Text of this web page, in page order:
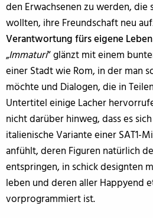
den Erwachsenen zu werden, die
wollten, ihre Freundschaft neu
Verantwortung fürs eigene Leben
„Immaturi“ glänzt mit einem
einer Stadt wie Rom, in der man
möchte und Dialogen, die in
Untertitel einige Lacher
nicht darüber hinweg, dass es
italienische Variante einer SAT1-
anfühlt, deren Figuren natürlich
entspringen, in schick designten
leben und deren aller Happyend
vorprogrammiert ist.